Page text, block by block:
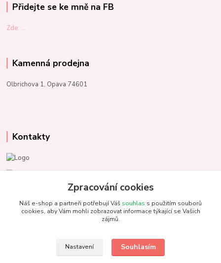
Přidejte se ke mně na FB
Zde: ...
Kamenná prodejna
Olbrichova 1, Opava 74601
Kontakty
Marcela Kupková
+420 731 153 484
info@unezbednychklubicek.cz
Zpracování cookies
Náš e-shop a partneři potřebují Váš souhlas s použitím souborů
cookies, aby Vám mohli zobrazovat informace týkající se Vašich
zájmů.
Nastavení Souhlasím